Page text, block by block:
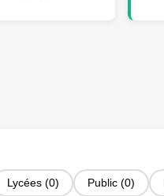
Lycées (0) Public (0)